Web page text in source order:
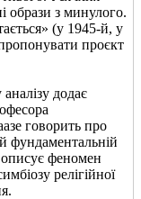
образи з минулого.
(у 1945-й, у
проєкт
додає
говорить про
фундаментальній
феномен
релігійної